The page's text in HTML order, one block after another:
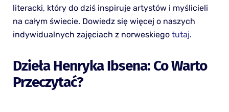
literacki, który do dziś inspiruje artystów i myślicieli
na całym świecie. Dowiedz się więcej o naszych
indywidualnych zajęciach z norweskiego tutaj.
Dzieła Henryka Ibsena: Co Warto
Przeczytać?